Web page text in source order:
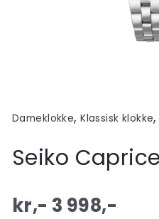
Dameklokke,Klassisk klokke
Seiko
kr,- 3 998,-